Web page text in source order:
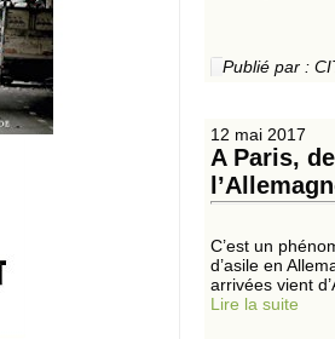
Publié par :
12 mai 2017
A Paris,
C’est un
d’asile en
arrivées vient
Lire la suite